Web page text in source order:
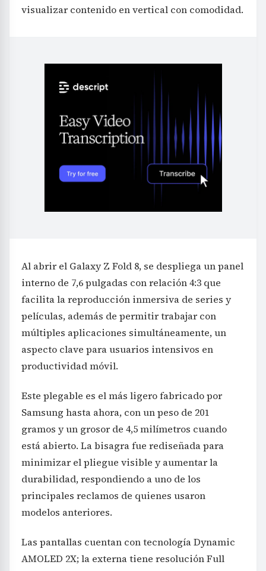
visualizar contenido en vertical con comodidad.
Al abrir el Galaxy Z Fold 8, se despliega un panel
interno de 7,6 pulgadas con relación 4:3 que
facilita la reproducción inmersiva de series y
películas, además de permitir trabajar con
múltiples aplicaciones simultáneamente, un
aspecto clave para usuarios intensivos en
productividad móvil.
Este plegable es el más ligero fabricado por
Samsung hasta ahora, con un peso de 201
gramos y un grosor de 4,5 milímetros cuando
está abierto. La bisagra fue rediseñada para
minimizar el pliegue visible y aumentar la
durabilidad, respondiendo a uno de los
principales reclamos de quienes usaron
modelos anteriores.
Las pantallas cuentan con tecnología Dynamic
AMOLED 2X; la externa tiene resolución Full